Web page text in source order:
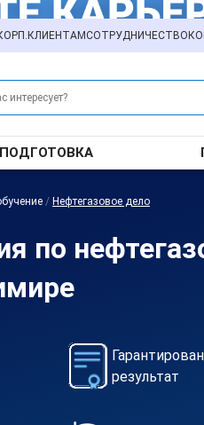
СОТРУДНИЧЕСТВО
/ Нефтегазовое дело
по
результат